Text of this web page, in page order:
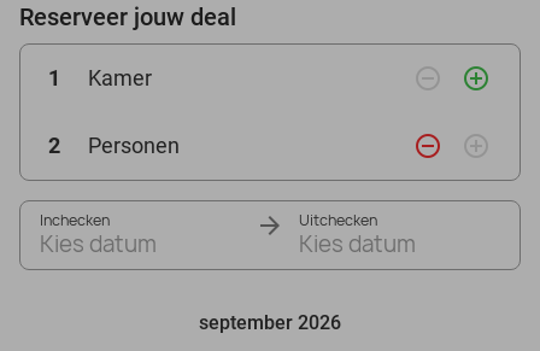
Reserveer jouw deal
1 Kamer remove_circle_outline add_circle_outline
2 Personen remove_circle_outline add_circle_outline
Inchecken
Kies datum
Uitchecken
Kies datum
september 2026